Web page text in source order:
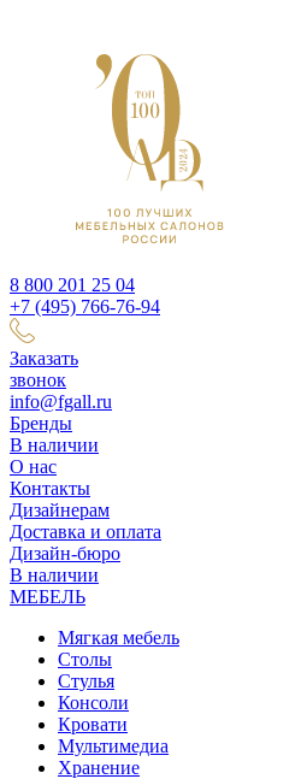
8 800 201 25 04
+7 (495) 766-76-94
Заказать
звонок
info@fgall.ru
Бренды
В наличии
О нас
Контакты
Дизайнерам
Доставка и оплата
Дизайн-бюро
В наличии
МЕБЕЛЬ
Мягкая мебель
Столы
Стулья
Консоли
Кровати
Мультимедиа
Хранение